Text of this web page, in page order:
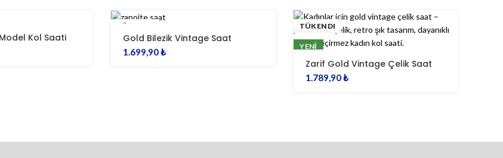
Kol Saati
TÜKENDI
Gold Bilezik Vintage Saat
1.699,90₺
TÜKENDI
YENI
Zarif Gold Vintage Çelik Saat
1.789,90₺